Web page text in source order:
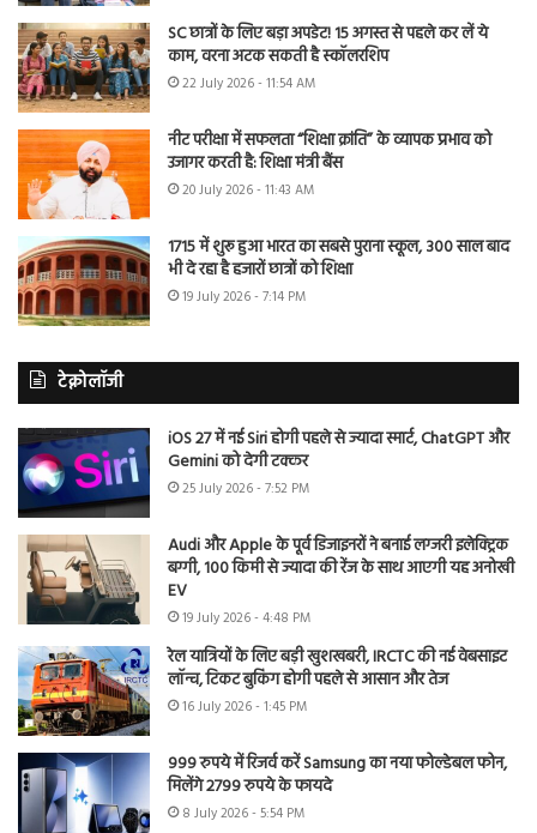
SC छात्रों के लिए बड़ा अपडेट! 15 अगस्त से पहले कर लें ये
काम, वरना अटक सकती है स्कॉलरशिप
22 July 2026 - 11:54 AM
नीट परीक्षा में सफलता “शिक्षा क्रांति” के व्यापक प्रभाव को
उजागर करती है: शिक्षा मंत्री बैंस
20 July 2026 - 11:43 AM
1715 में शुरू हुआ भारत का सबसे पुराना स्कूल, 300 साल बाद
भी दे रहा है हजारों छात्रों को शिक्षा
19 July 2026 - 7:14 PM
टेक्नोलॉजी
iOS 27 में नई Siri होगी पहले से ज्यादा स्मार्ट, ChatGPT और
Gemini को देगी टक्कर
25 July 2026 - 7:52 PM
Audi और Apple के पूर्व डिजाइनरों ने बनाई लग्जरी इलेक्ट्रिक
बग्गी, 100 किमी से ज्यादा की रेंज के साथ आएगी यह अनोखी
EV
19 July 2026 - 4:48 PM
रेल यात्रियों के लिए बड़ी खुशखबरी, IRCTC की नई वेबसाइट
लॉन्च, टिकट बुकिंग होगी पहले से आसान और तेज
16 July 2026 - 1:45 PM
999 रुपये में रिजर्व करें Samsung का नया फोल्डेबल फोन,
मिलेंगे 2799 रुपये के फायदे
8 July 2026 - 5:54 PM